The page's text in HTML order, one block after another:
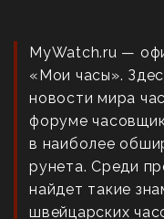
MyWatch.ru —
«Мои часы».
новости мира
форуме
в наиболее
рунета. Среди
найдет такие
швейцарских